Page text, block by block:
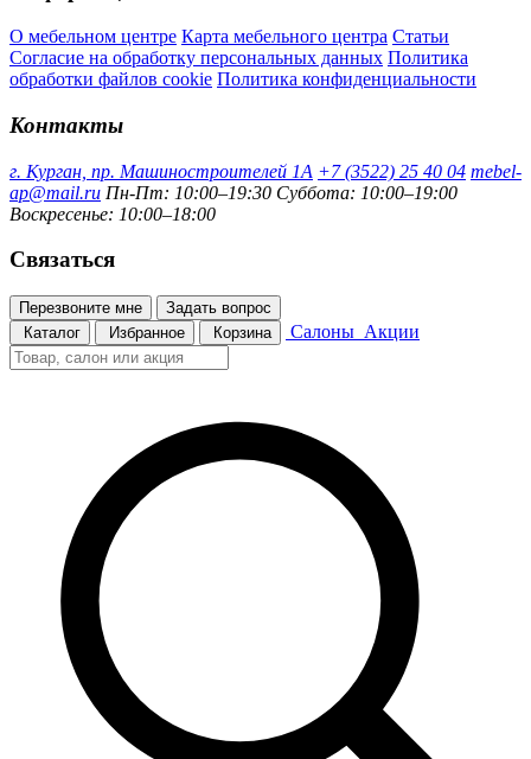
О мебельном центре Карта мебельного центра Статьи
Согласие на обработку персональных данных Политика
обработки файлов cookie Политика конфиденциальности
Контакты
г. Курган, пр. Машиностроителей 1А +7 (3522) 25 40 04 mebel-
ap@mail.ru Пн-Пт: 10:00–19:30 Суббота: 10:00–19:00
Воскресенье: 10:00–18:00
Связаться
Перезвоните мне
Задать вопрос
Каталог
Избранное Корзина Салоны Акции